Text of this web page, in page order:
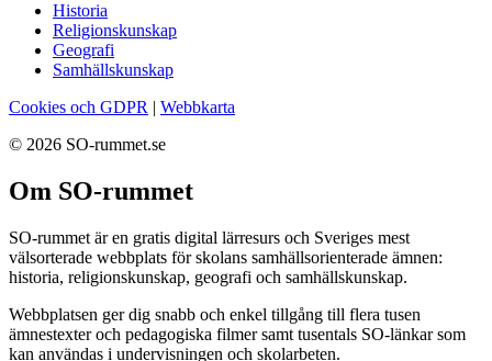
Historia
Religionskunskap
Geografi
Samhällskunskap
Cookies och GDPR | Webbkarta
© 2026 SO-rummet.se
Om SO-rummet
SO-rummet är en gratis digital lärresurs och Sveriges mest
välsorterade webbplats för skolans samhällsorienterade ämnen:
historia, religionskunskap, geografi och samhällskunskap.
Webbplatsen ger dig snabb och enkel tillgång till flera tusen
ämnestexter och pedagogiska filmer samt tusentals SO-länkar som
kan användas i undervisningen och skolarbeten.